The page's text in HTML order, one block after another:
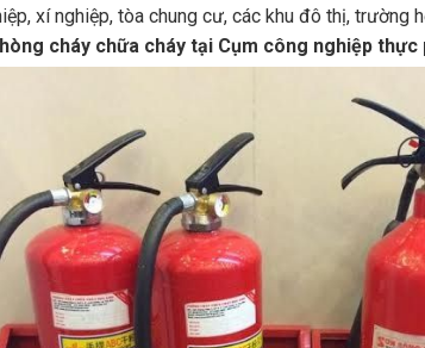
xí nghiệp, tòa chung cư, các khu đô thị, trường
cháy chữa cháy tại Cụm công nghiệp thực